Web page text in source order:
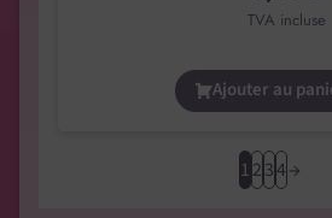
TVA incluse
Ajouter au
1234→